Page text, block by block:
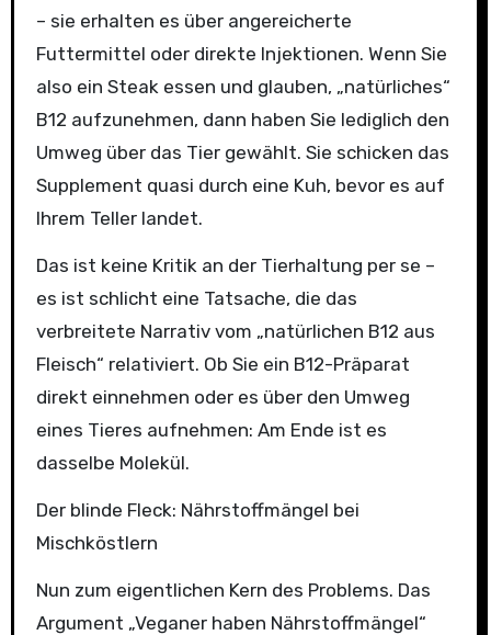
– sie erhalten es über angereicherte
Futtermittel oder direkte Injektionen. Wenn Sie
also ein Steak essen und glauben, „natürliches“
B12 aufzunehmen, dann haben Sie lediglich den
Umweg über das Tier gewählt. Sie schicken das
Supplement quasi durch eine Kuh, bevor es auf
Ihrem Teller landet.
Das ist keine Kritik an der Tierhaltung per se –
es ist schlicht eine Tatsache, die das
verbreitete Narrativ vom „natürlichen B12 aus
Fleisch“ relativiert. Ob Sie ein B12-Präparat
direkt einnehmen oder es über den Umweg
eines Tieres aufnehmen: Am Ende ist es
dasselbe Molekül.
Der blinde Fleck: Nährstoffmängel bei
Mischköstlern
Nun zum eigentlichen Kern des Problems. Das
Argument „Veganer haben Nährstoffmängel“